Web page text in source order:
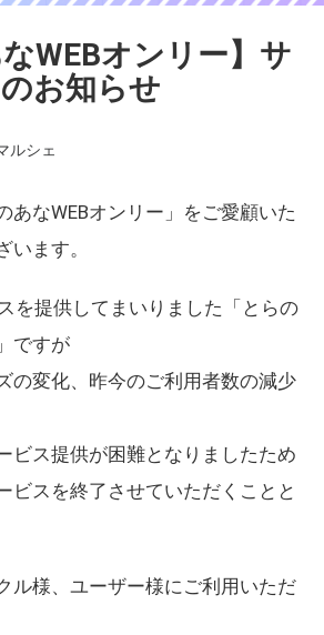
なWEBオンリー】サ
お知らせ
ルシェ
あなWEBオンリー」をご愛顧いた
います。
を提供してまいりました「とらの
ですが
の変化、昨今のご利用者数の減少
ビス提供が困難となりましたため
ビスを終了させていただくことと
ル様、ユーザー様にご利用いただ